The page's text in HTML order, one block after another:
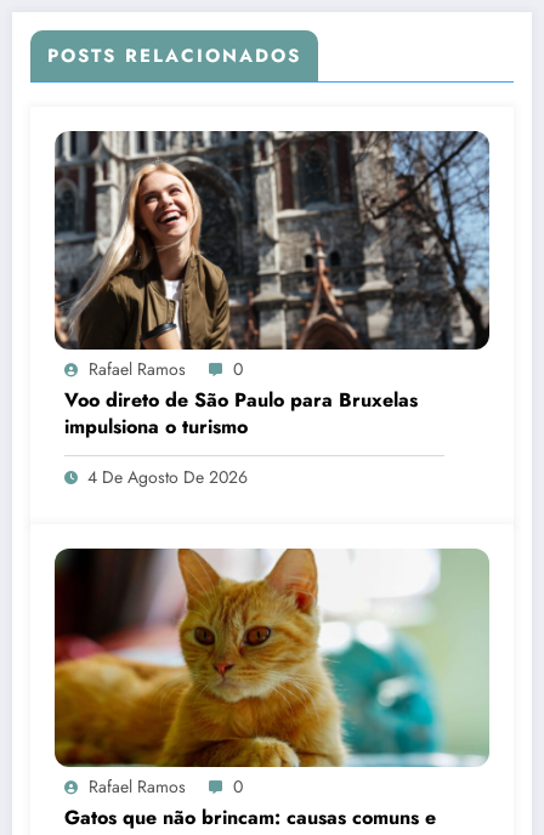
POSTS RELACIONADOS
Rafael Ramos 0
Voo direto de São Paulo para Bruxelas
impulsiona o turismo
4 De Agosto De 2026
Rafael Ramos 0
Gatos que não brincam: causas comuns e